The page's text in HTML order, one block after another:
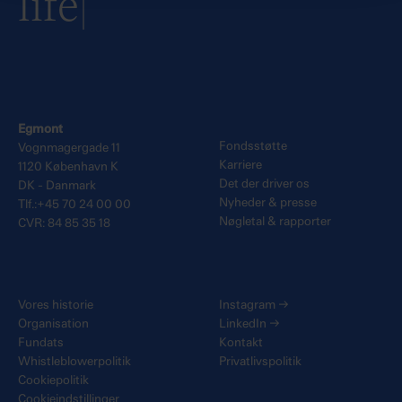
Egmont
Vognmagergade 11
1120 København K
DK - Danmark
Tlf.:+45 70 24 00 00
CVR: 84 85 35 18
Fondsstøtte
Karriere
Det der driver os
Nyheder & presse
Nøgletal & rapporter
Vores historie
Organisation
Fundats
Whistleblowerpolitik
Cookiepolitik
Cookieindstillinger
Instagram →
LinkedIn →
Kontakt
Privatlivspolitik